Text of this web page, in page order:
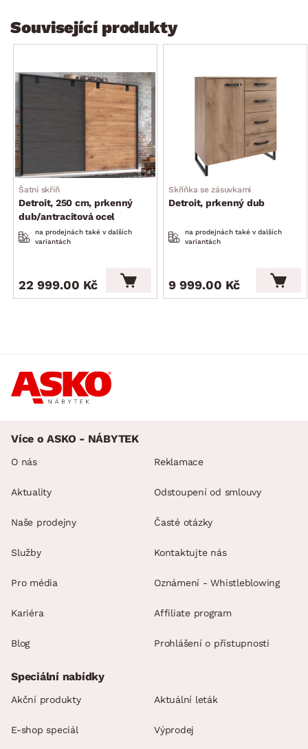
1 x pravé dveře (úložný prostor, 2 x police – výškově
nastavitelná)
solidní zpracování
vyrobeno v Německu
dodáváno v demontu
Související produkty
Šatní skříň
Detroit, 250 cm, prkenný
dub/antracitová ocel
na prodejnách také v dalších
variantách
22 999.00 Kč
Skříňka se zásuvkami
Detroit, prkenný dub
na prodejnách také v dalších
variantách
9 999.00 Kč
Více o ASKO - NÁBYTEK
O nás
Aktuality
Naše prodejny
Služby
Pro média
Kariéra
Blog
Reklamace
Odstoupení od smlouvy
Časté otázky
Kontaktujte nás
Oznámení - Whistleblowing
Affiliate program
Prohlášení o přístupnosti
Speciální nabídky
Akční produkty Aktuální leták
E-shop speciál Výprodej